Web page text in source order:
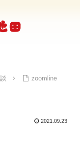
zoomline
2021.09.23